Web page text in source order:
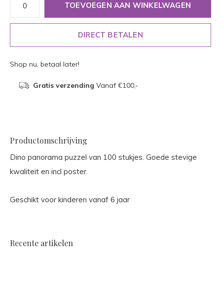
TOEVOEGEN AAN WINKELWAGEN
DIRECT BETALEN
Shop nu, betaal later!
Gratis verzending Vanaf €100,-
Productomschrijving
Dino panorama puzzel van 100 stukjes. Goede stevige
kwaliteit en incl poster.
Geschikt voor kinderen vanaf 6 jaar
Recente artikelen